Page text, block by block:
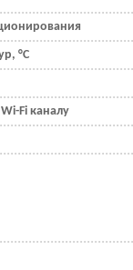
°С
Fi каналу